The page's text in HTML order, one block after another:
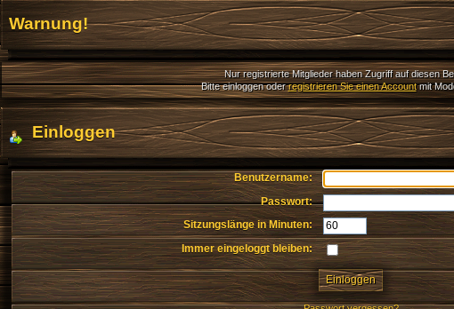
Warnung!
Nur registrierte Mitglieder haben Zugriff auf diesen
Bitte einloggen oderregistrieren Sie einen Accountmit
Einloggen
Benutzername:
Passwort:
Sitzungslänge in Minuten:
Immer eingeloggt bleiben: